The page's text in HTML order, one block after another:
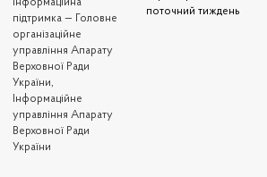
Iнформаційна
підтримка — Головне
організаційне
управління Апарату
Верховної Ради
України,
Інформаційне
управління Апарату
Верховної Ради
України
поточний тиждень